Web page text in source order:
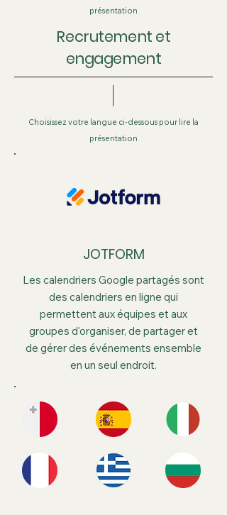
présentation
Recrutement et
engagement
Choisissez votre langue ci-dessous pour lire la
présentation
JOTFORM
Les calendriers Google partagés sont
des calendriers en ligne qui
permettent aux équipes et aux
groupes d'organiser, de partager et
de gérer des événements ensemble
en un seul endroit.